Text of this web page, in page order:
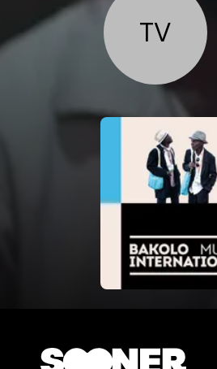
TV